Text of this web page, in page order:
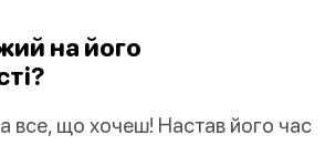
на його
все, що хочеш! Настав його час